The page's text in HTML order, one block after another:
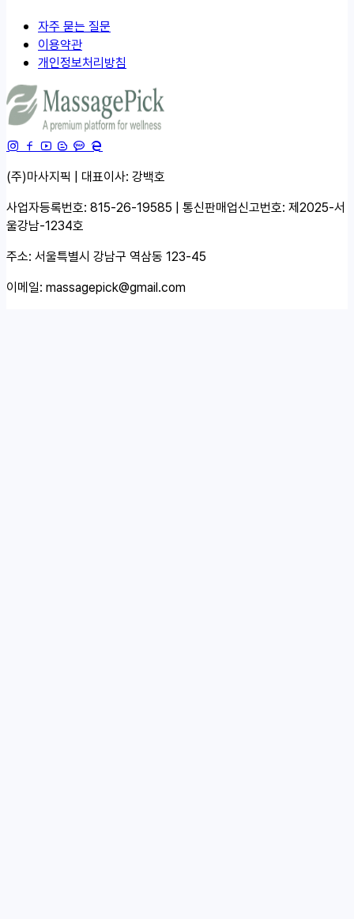
자주 묻는 질문
이용약관
개인정보처리방침
(주)마사지픽 | 대표이사: 강백호
사업자등록번호: 815-26-19585 | 통신판매업신고번호: 제2025-서
울강남-1234호
주소: 서울특별시 강남구 역삼동 123-45
이메일: massagepick@gmail.com